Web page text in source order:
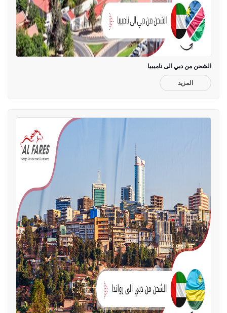
الشحن من دبي الى ناميبيا
المزيد